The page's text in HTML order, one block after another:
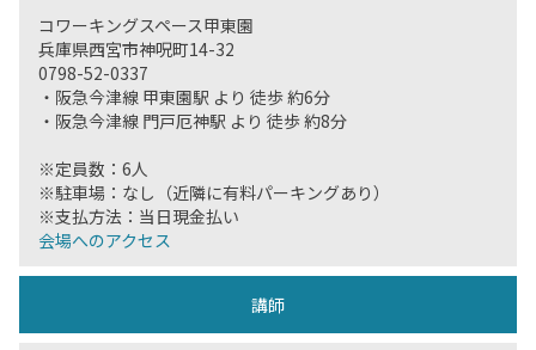
コワーキングスペース甲東園
兵庫県西宮市神呪町14-32
0798-52-0337
・阪急今津線 甲東園駅 より 徒歩 約6分
・阪急今津線 門戸厄神駅 より 徒歩 約8分
※定員数：6人
※駐車場：なし（近隣に有料パーキングあり）
※支払方法：当日現金払い
会場へのアクセス
講師